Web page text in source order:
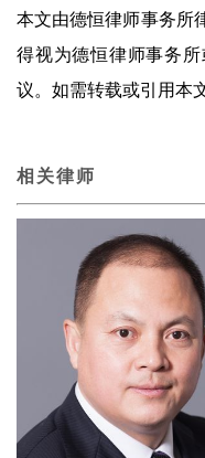
本文由德恒律师事务所
得视为德恒律师事务
议。如需转载或引用本
相关律师